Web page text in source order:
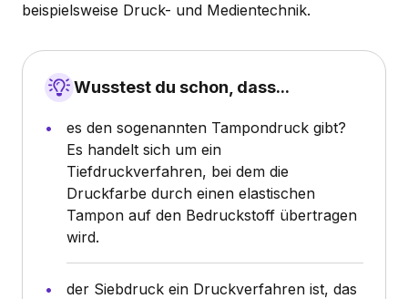
beispielsweise Druck- und Medientechnik.
Wusstest du schon, dass...
es den sogenannten Tampondruck gibt?
Es handelt sich um ein
Tiefdruckverfahren, bei dem die
Druckfarbe durch einen elastischen
Tampon auf den Bedruckstoff übertragen
wird.
der Siebdruck ein Druckverfahren ist, das